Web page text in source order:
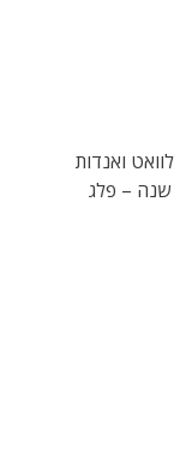
כרומגן כולל גוף חימום 2500 קילוואט ואנדות
שנה – פלג